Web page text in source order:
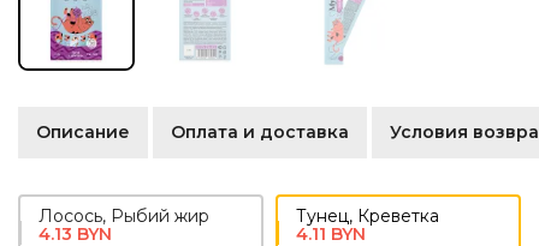
Описание Оплата и доставка Условия
Лосось, Рыбий жир
4.13 BYN
Тунец, Креветка
4.11 BYN